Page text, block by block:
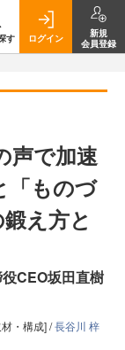
す ログイン
新規
会員登録
声で加速
「ものづ
え方と
CEO坂田直樹
・構成] /長谷川 梓